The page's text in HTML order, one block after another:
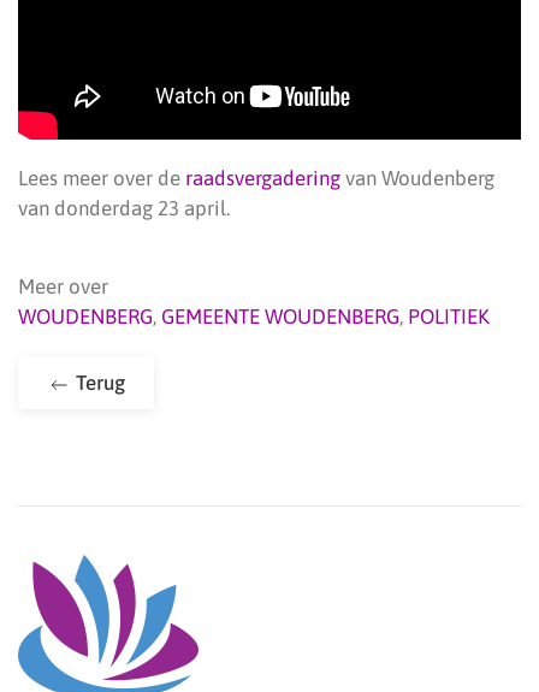
Lees meer over de raadsvergadering van Woudenberg
van donderdag 23 april.
Meer over
WOUDENBERG, GEMEENTE WOUDENBERG, POLITIEK
Terug